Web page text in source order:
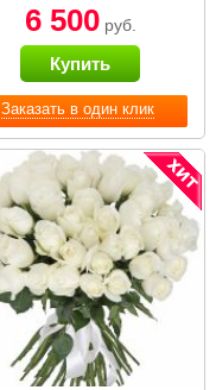
Заказать в один клик
6 500руб.
Купить